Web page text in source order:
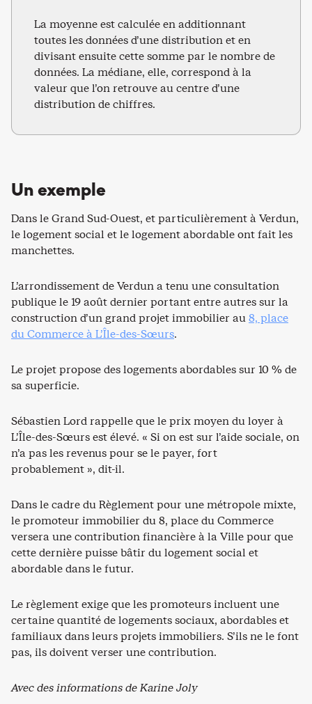
La moyenne est calculée en additionnant
toutes les données d’une distribution et en
divisant ensuite cette somme par le nombre de
données. La médiane, elle, correspond à la
valeur que l’on retrouve au centre d’une
distribution de chiffres.
Un exemple
Dans le Grand Sud-Ouest, et particulièrement à Verdun,
le logement social et le logement abordable ont fait les
manchettes.
L’arrondissement de Verdun a tenu une consultation
publique le 19 août dernier portant entre autres sur la
construction d’un grand projet immobilier au8, place
du Commerce à L’Île-des-Sœurs.
Le projet propose des logements abordables sur 10 % de
sa superficie.
Sébastien Lord rappelle que le prix moyen du loyer à
L’Île-des-Sœurs est élevé. « Si on est sur l’aide sociale, on
n’a pas les revenus pour se le payer, fort
probablement », dit-il.
Dans le cadre du Règlement pour une métropole mixte,
le promoteur immobilier du 8, place du Commerce
versera une contribution financière à la Ville pour que
cette dernière puisse bâtir du logement social et
abordable dans le futur.
Le règlement exige que les promoteurs incluent une
certaine quantité de logements sociaux, abordables et
familiaux dans leurs projets immobiliers. S’ils ne le font
pas, ils doivent verser une contribution.
Avec des informations de Karine Joly